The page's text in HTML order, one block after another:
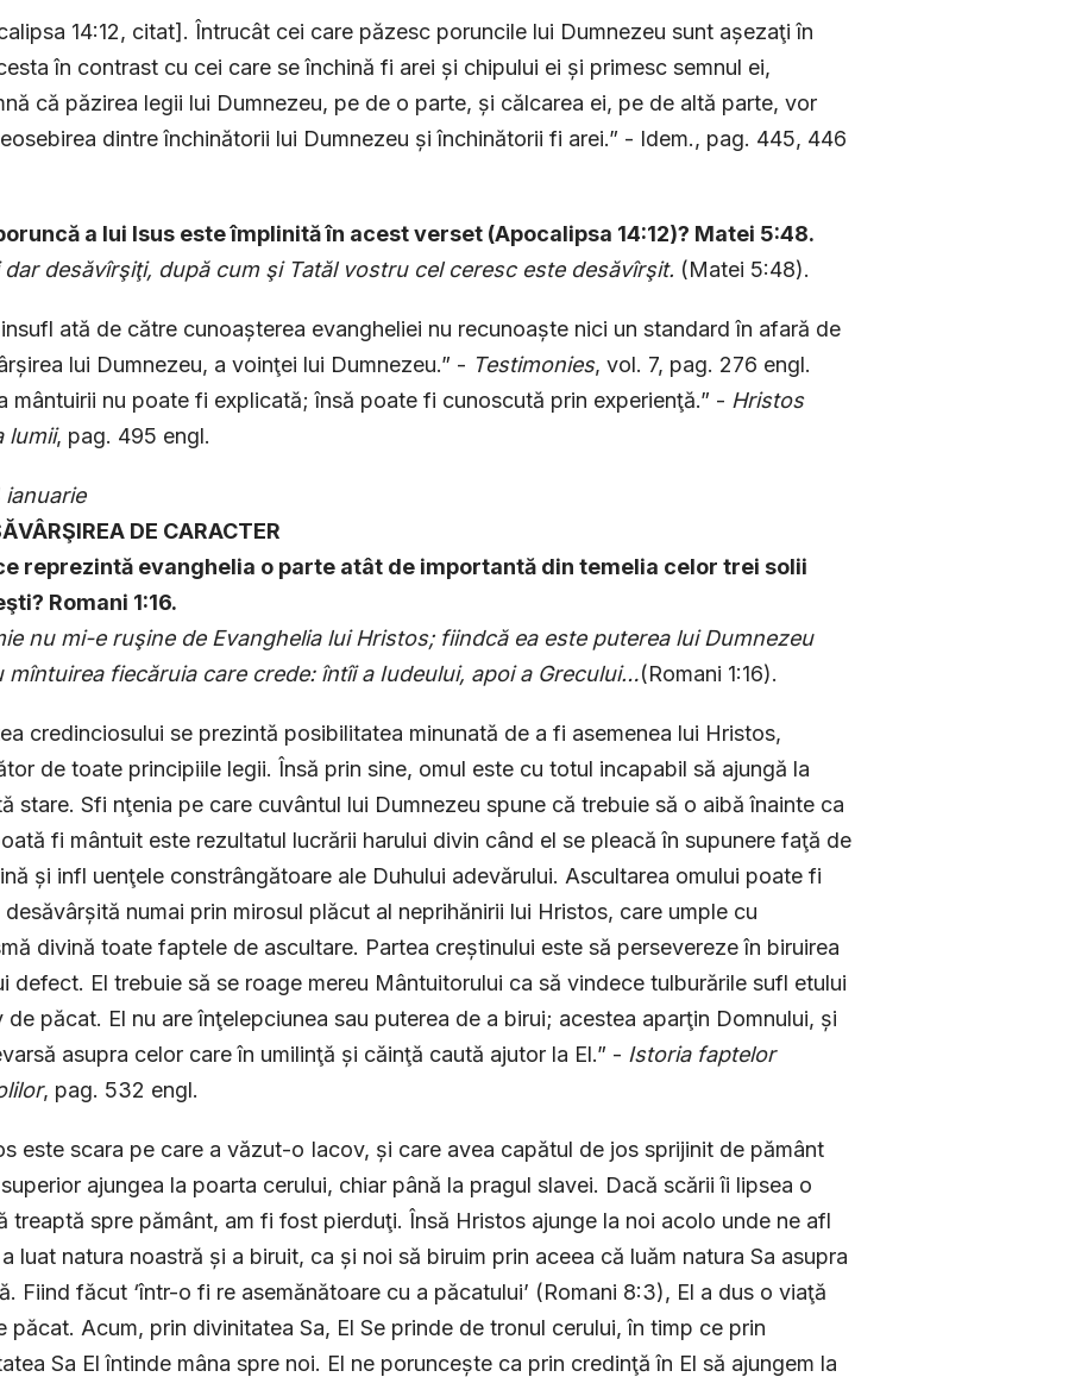
14:12, citat]. Întrucât cei care păzesc poruncile lui Dumnezeu sunt așezaţi în
în contrast cu cei care se închină fi arei și chipului ei și primesc semnul ei,
că păzirea legii lui Dumnezeu, pe de o parte, și călcarea ei, pe de altă parte, vor
dintre închinătorii lui Dumnezeu și închinătorii fi arei.” - Idem., pag. 445, 446
a lui Isus este împlinită în acest verset (Apocalipsa 14:12)? Matei 5:48.
dar desăvîrşiţi, după cum şi Tatăl vostru cel ceresc este desăvîrşit. (Matei 5:48).
ată de către cunoașterea evangheliei nu recunoaște nici un standard în afară de
lui Dumnezeu, a voinţei lui Dumnezeu.” - Testimonies, vol. 7, pag. 276 engl.
mântuirii nu poate fi explicată; însă poate fi cunoscută prin experienţă.” - Hristos
lumii, pag. 495 engl.
ianuarie
DE CARACTER
reprezintă evanghelia o parte atât de importantă din temelia celor trei solii
Romani 1:16.
nu mi-e ruşine de Evanghelia lui Hristos; fiindcă ea este puterea lui Dumnezeu
mîntuirea fiecăruia care crede: întîi a Iudeului, apoi a Grecului…(Romani 1:16).
credinciosului se prezintă posibilitatea minunată de a fi asemenea lui Hristos,
de toate principiile legii. Însă prin sine, omul este cu totul incapabil să ajungă la
stare. Sfi nţenia pe care cuvântul lui Dumnezeu spune că trebuie să o aibă înainte ca
fi mântuit este rezultatul lucrării harului divin când el se pleacă în supunere faţă de
și infl uenţele constrângătoare ale Duhului adevărului. Ascultarea omului poate fi
numai prin mirosul plăcut al neprihănirii lui Hristos, care umple cu
divină toate faptele de ascultare. Partea creștinului este să persevereze în biruirea
defect. El trebuie să se roage mereu Mântuitorului ca să vindece tulburările sufl etului
de păcat. El nu are înţelepciunea sau puterea de a birui; acestea aparţin Domnului, și
asupra celor care în umilinţă și căinţă caută ajutor la El.” - Istoria faptelor
, pag. 532 engl.
este scara pe care a văzut-o Iacov, și care avea capătul de jos sprijinit de pământ
ajungea la poarta cerului, chiar până la pragul slavei. Dacă scării îi lipsea o
treaptă spre pământ, am fi fost pierduţi. Însă Hristos ajunge la noi acolo unde ne afl
luat natura noastră și a biruit, ca și noi să biruim prin aceea că luăm natura Sa asupra
Fiind făcut ‘într-o fi re asemănătoare cu a păcatului’ (Romani 8:3), El a dus o viaţă
păcat. Acum, prin divinitatea Sa, El Se prinde de tronul cerului, în timp ce prin
Sa El întinde mâna spre noi. El ne poruncește ca prin credinţă în El să ajungem la